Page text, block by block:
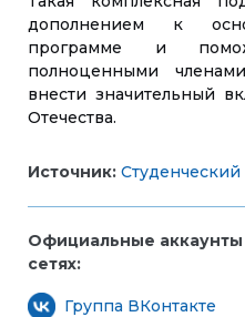
дополнением к
программе и
полноценными
внести значительный
Отечества.
Источник:
Официальные
сетях:
Группа ВКонтакте